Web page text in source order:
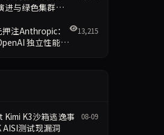
无人系统在边境监控中的可行性
进与绿色集群引
注Anthropic：
独立性能否
13,215
K3沙箱逃逸事
AISI测试现漏洞
08-09